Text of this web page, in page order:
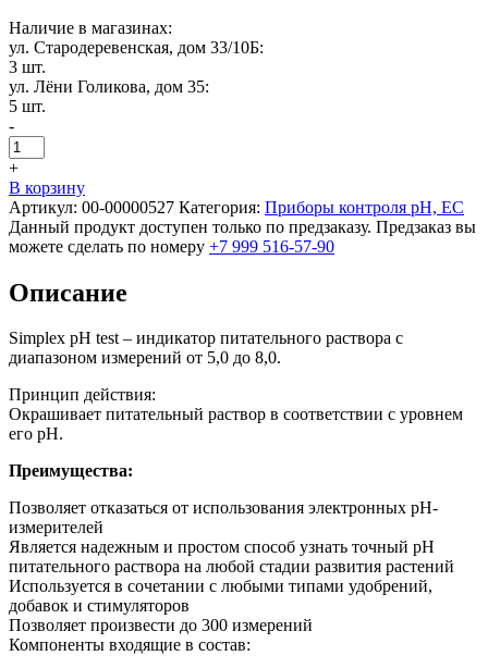
Наличие в магазинах:
ул. Стародеревенская, дом 33/10Б:
3 шт.
ул. Лёни Голикова, дом 35:
5 шт.
-
+
В корзину
Артикул: 00-00000527 Категория: Приборы контроля pH, EC
Данный продукт доступен только по предзаказу. Предзаказ вы
можете сделать по номеру +7 999 516-57-90
Описание
Simplex pH test – индикатор питательного раствора с
диапазоном измерений от 5,0 до 8,0.
Принцип действия:
Окрашивает питательный раствор в соответствии с уровнем
его рН.
Преимущества:
Позволяет отказаться от использования электронных рН-
измерителей
Является надежным и простом способ узнать точный рН
питательного раствора на любой стадии развития растений
Используется в сочетании с любыми типами удобрений,
добавок и стимуляторов
Позволяет произвести до 300 измерений
Компоненты входящие в состав: